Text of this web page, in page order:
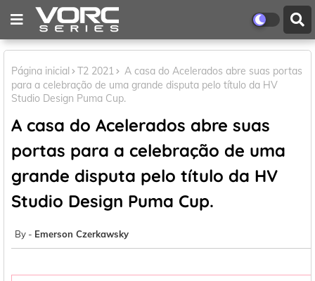
Página inicial T2 2021
A casa do Acelerados abre suas portas
para a celebração de uma grande disputa pelo título da HV
Studio Design Puma Cup.
A casa do Acelerados abre suas
portas para a celebração de uma
grande disputa pelo título da HV
Studio Design Puma Cup.
Emerson Czerkawsky